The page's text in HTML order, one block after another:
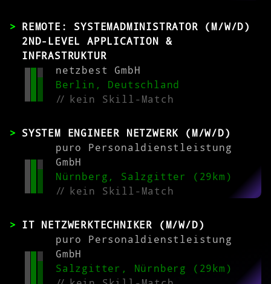
REMOTE: SYSTEMADMINISTRATOR (M/W/D)
2ND-LEVEL APPLICATION &
INFRASTRUKTUR
netzbest GmbH
Berlin, Deutschland
//kein Skill-Match
SYSTEM ENGINEER NETZWERK (M/W/D)
puro Personaldienstleistung
GmbH
Nürnberg, Salzgitter (29km)
//kein Skill-Match
IT NETZWERKTECHNIKER (M/W/D)
puro Personaldienstleistung
GmbH
Salzgitter, Nürnberg (29km)